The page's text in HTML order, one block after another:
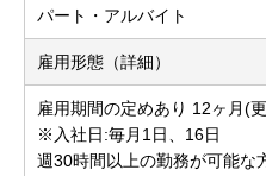
パート・アルバイト
雇用形態（詳細）
雇用期間の定めあり 12ヶ月(
※入社日:毎月1日、16日
週30時間以上の勤務が可能な